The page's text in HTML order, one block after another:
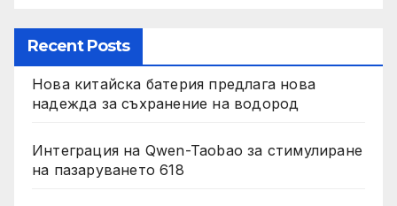
Recent Posts
Нова китайска батерия предлага нова
надежда за съхранение на водород
Интеграция на Qwen-Taobao за стимулиране
на пазаруването 618